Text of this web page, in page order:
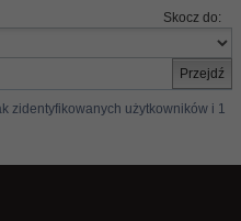
Skocz do:
zidentyfikowanych użytkowników i 1